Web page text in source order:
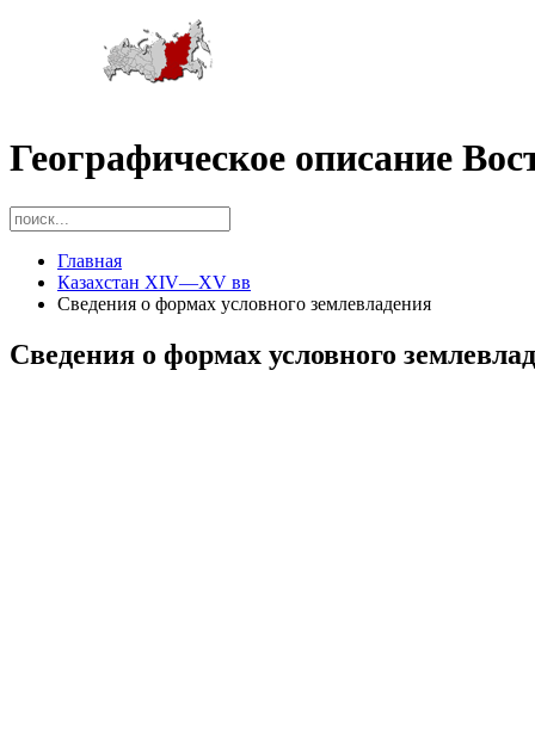
Географическое описание
Главная
Казахстан XIV—XV вв
Сведения о формах условного землевладения
Сведения о формах условного